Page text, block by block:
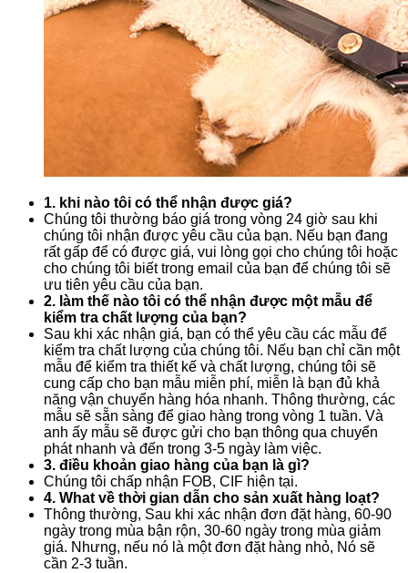
1. khi nào tôi có thể nhận được giá?
Chúng tôi thường báo giá trong vòng 24 giờ sau khi
chúng tôi nhận được yêu cầu của bạn. Nếu bạn đang
rất gấp để có được giá, vui lòng gọi cho chúng tôi hoặc
cho chúng tôi biết trong email của bạn để chúng tôi sẽ
ưu tiên yêu cầu của bạn.
2. làm thế nào tôi có thể nhận được một mẫu để
kiểm tra chất lượng của bạn?
Sau khi xác nhận giá, bạn có thể yêu cầu các mẫu để
kiểm tra chất lượng của chúng tôi. Nếu bạn chỉ cần một
mẫu để kiểm tra thiết kế và chất lượng, chúng tôi sẽ
cung cấp cho bạn mẫu miễn phí, miễn là bạn đủ khả
năng vận chuyển hàng hóa nhanh. Thông thường, các
mẫu sẽ sẵn sàng để giao hàng trong vòng 1 tuần. Và
anh ấy mẫu sẽ được gửi cho bạn thông qua chuyển
phát nhanh và đến trong 3-5 ngày làm việc.
3. điều khoản giao hàng của bạn là gì?
Chúng tôi chấp nhận FOB, CIF hiện tại.
4. What về thời gian dẫn cho sản xuất hàng loạt?
Thông thường, Sau khi xác nhận đơn đặt hàng, 60-90
ngày trong mùa bận rộn, 30-60 ngày trong mùa giảm
giá. Nhưng, nếu nó là một đơn đặt hàng nhỏ, Nó sẽ
cần 2-3 tuần.